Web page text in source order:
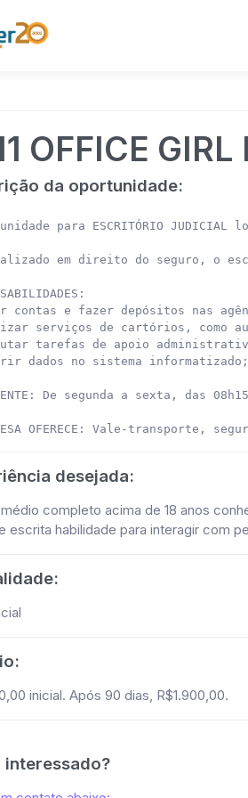
OFFICE GIRL
da oportunidade:
para ESCRITÓRIO
em direito do seguro, o
contas e fazer depósitos nas
serviços de cartórios, como
tarefas de apoio
dados no sistema
De segunda a sexta, das
OFERECE: Vale-transporte,
desejada:
médio completo acima de 18 anos
escrita habilidade para interagir com
inicial. Após 90 dias, R$1.900,00.
interessado?